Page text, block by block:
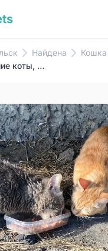
Найдена
Кошка
Найдены домашние коты, район Некрасова